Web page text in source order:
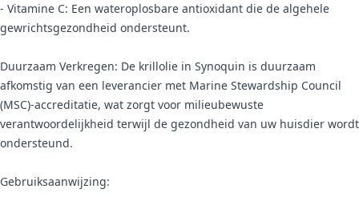
- Vitamine C: Een wateroplosbare antioxidant die de algehele
gewrichtsgezondheid ondersteunt.
Duurzaam Verkregen: De krillolie in Synoquin is duurzaam
afkomstig van een leverancier met Marine Stewardship Council
(MSC)-accreditatie, wat zorgt voor milieubewuste
verantwoordelijkheid terwijl de gezondheid van uw huisdier wordt
ondersteund.
Gebruiksaanwijzing: